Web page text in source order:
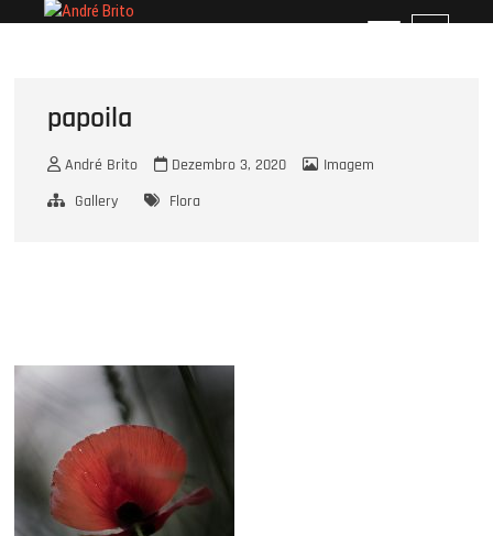
André Brito
PERFIL PROFISSIONAL
M
papoila
André Brito Dezembro 3, 2020
Imagem
Gallery
Flora